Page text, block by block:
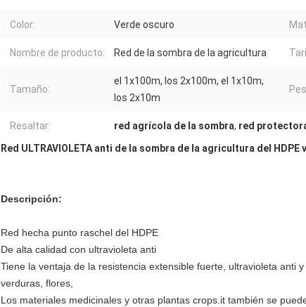
Color: Verde oscuro
Nombre de producto: Red de la sombra de la agricultura
Tamaño:
el 1x100m, los 2x100m, el 1x10m,
los 2x10m
Resaltar: red agrícola de la sombra, red
Red ULTRAVIOLETA anti de la sombra de la agricultura del
Descripción:
Red hecha punto raschel del HDPE
De alta calidad con ultravioleta anti
Tiene la ventaja de la resistencia extensible fuerte, ultravioleta anti
verduras, flores,
Los materiales medicinales y otras plantas crops.it también se